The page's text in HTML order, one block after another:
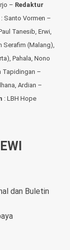
– Redaktur
: Santo Vormen –
Tanesib, Erwi,
Serafim (Malang),
Pahala, Nono
Tapidingan –
Ardian –
: LBH Hope
dan Buletin